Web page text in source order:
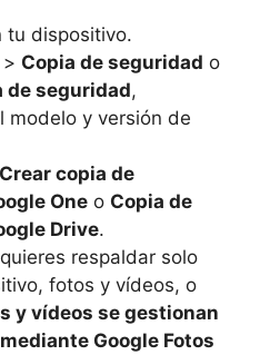
tu dispositivo.
> Copia de seguridad o
de seguridad,
modelo y versión de
Crear copia de
One o Copia de
Drive.
respaldar solo
fotos y vídeos, o
y vídeos se gestionan
Google Fotos